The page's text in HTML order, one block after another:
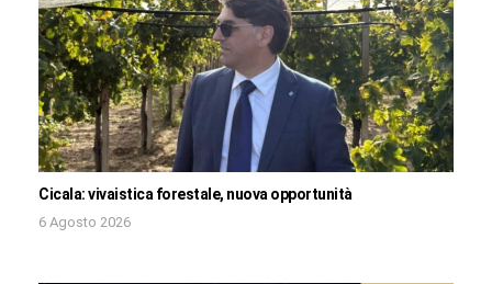
Cicala: vivaistica forestale, nuova opportunità
6 Agosto 2026